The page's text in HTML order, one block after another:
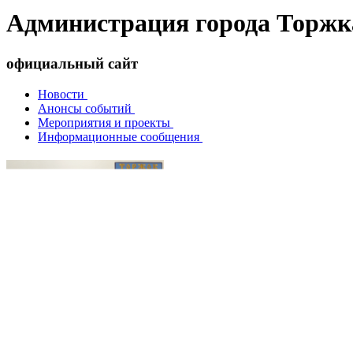
Администрация города
официальный сайт
Новости
Анонсы событий
Мероприятия и проекты
Информационные сообщения